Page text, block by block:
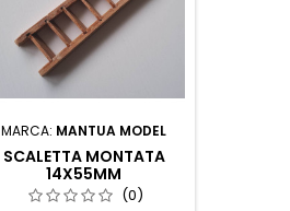
MARCA: MANTUA MODEL
SCALETTA MONTATA
14X55MM
(0)